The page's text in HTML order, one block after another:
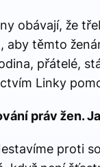
obávají, že
těmto
přátelé,
Linky
práv žen.
proti